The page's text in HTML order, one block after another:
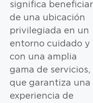
significa
de una ubicación
privilegiada en un
entorno cuidado y
con una amplia
gama de servicios,
que garantiza una
experiencia de